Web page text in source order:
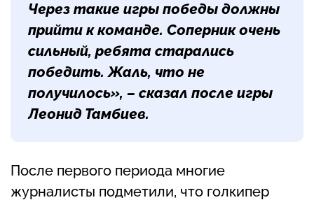
Через такие игры победы должны
прийти к команде. Соперник очень
сильный, ребята старались
победить. Жаль, что не
получилось», – сказал после игры
Леонид Тамбиев.
После первого периода многие
журналисты подметили, что голкипер